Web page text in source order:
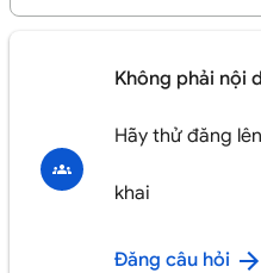
Không phải nội
Hãy thử đăng
khai
Đăng câu hỏi